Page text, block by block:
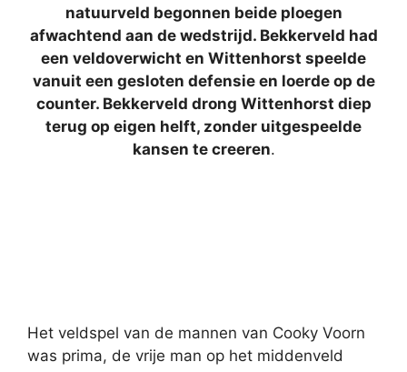
natuurveld begonnen beide ploegen
afwachtend aan de wedstrijd. Bekkerveld had
een veldoverwicht en Wittenhorst speelde
vanuit een gesloten defensie en loerde op de
counter. Bekkerveld drong Wittenhorst diep
terug op eigen helft, zonder uitgespeelde
kansen te creeren.
Het veldspel van de mannen van Cooky Voorn
was prima, de vrije man op het middenveld